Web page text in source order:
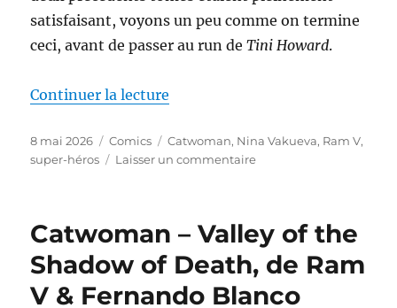
satisfaisant, voyons un peu comme on termine
ceci, avant de passer au run deTini Howard.
Continuer la lecture
Publié
le
8 mai 2026 Catégories
Comics Étiquettes
Catwoman, Nina Vakueva, Ram V,
super-héros
Laisser un commentairesur
State,
de
Ram
V
Catwoman – Valley of the
Shadow of Death, de Ram
V & Fernando Blanco